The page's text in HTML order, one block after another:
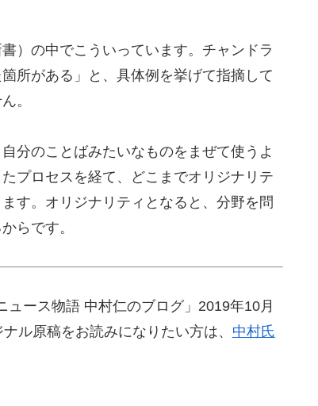
）の中でこういっています。チャンドラ
所がある」と、具体例を挙げて指摘して
。
分のことばみたいなものをまぜて使うよ
プロセスを経て、どこまでオリジナリテ
す。オリジナリティとなると、分野を問
らです。
ース物語 中村仁のブログ」2019年10月
ル原稿をお読みになりたい方は、 中村氏